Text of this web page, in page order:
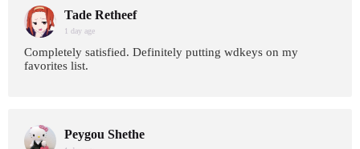
Tade Retheef
1 day age
Completely satisfied. Definitely putting wdkeys on my
favorites list.
Peygou Shethe